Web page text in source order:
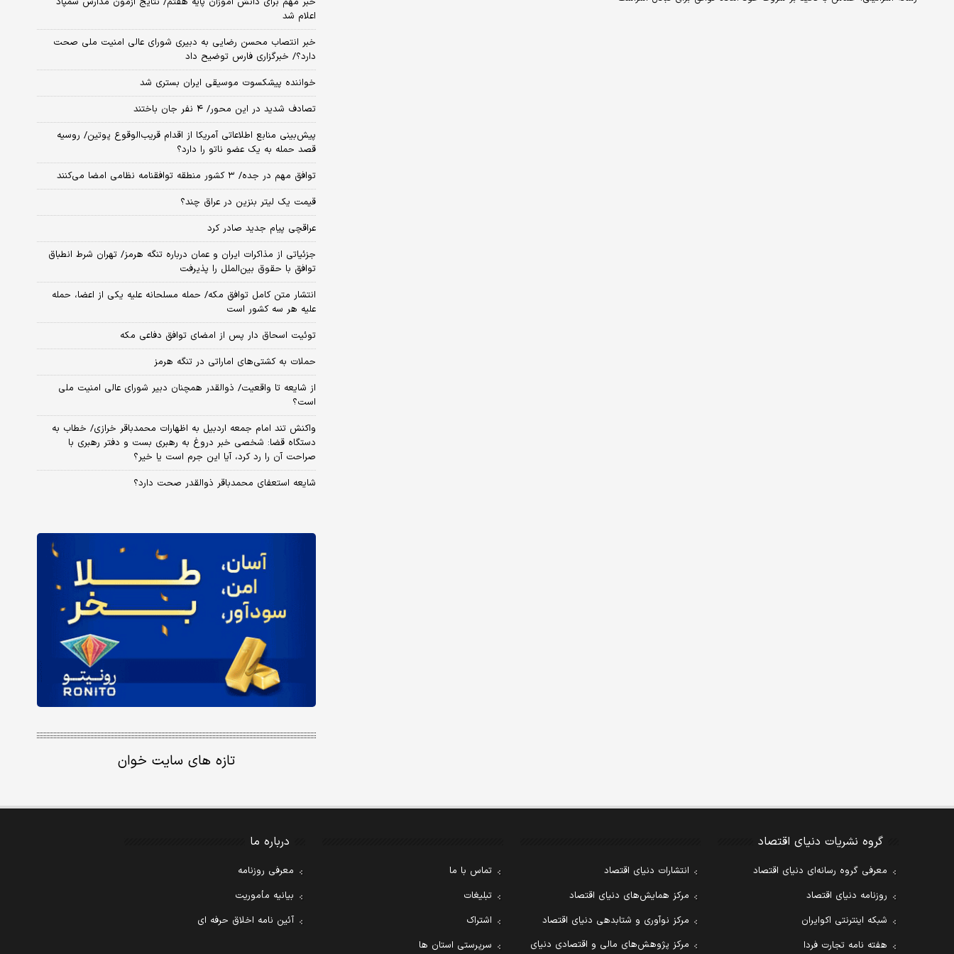
اعلام شد
خبر انتصاب محسن رضایی به دبیری شورای عالی امنیت ملی صحت
دارد؟/ خبرگزاری فارس توضیح داد
خواننده پیشکسوت موسیقی ایران بستری شد
تصادف شدید در این محور/ ۴ نفر جان باختند
پیش‌بینی منابع اطلاعاتی آمریکا از اقدام قریب‌الوقوع پوتین/ روسیه
قصد حمله به یک عضو ناتو را دارد؟
توافق مهم در جده/ ۳ کشور منطقه توافقنامه نظامی امضا می‌کنند
قیمت یک لیتر بنزین در عراق چند؟
عراقچی پیام جدید صادر کرد
جزئیاتی از مذاکرات ایران و عمان درباره تنگه هرمز/ تهران شرط انطباق
توافق با حقوق بین‌الملل را پذیرفت
انتشار متن کامل توافق مکه/ حمله مسلحانه علیه یکی از اعضا، حمله
علیه هر سه کشور است
توئیت اسحاق دار پس از امضای توافق دفاعی مکه
حملات به کشتی‌های اماراتی در تنگه هرمز
از شایعه تا واقعیت/ ذوالقدر همچنان دبیر شورای ‌عالی امنیت ملی
است؟
واکنش تند امام جمعه اردبیل به اظهارات محمدباقر خرازی/ خطاب به
دستگاه قضا: شخصی خبر دروغ به رهبری بست و دفتر رهبری با
صراحت آن را رد کرد، آیا این جرم است یا خیر؟
شایعه استعفای محمدباقر ذوالقدر صحت دارد؟
تازه های سایت خوان
گروه نشریات دنیای اقتصاد
معرفی گروه رسانه‌ای دنیای اقتصاد
روزنامه دنیای اقتصاد
شبکه اینترنتی اکوایران
هفته نامه تجارت فردا
انتشارات دنیای اقتصاد
مرکز همایش‌های دنیای اقتصاد
مرکز نوآوری و شتابدهی دنیای اقتصاد
مرکز پژوهش‌های مالی و اقتصادی دنیای
تماس با ما
تبلیغات
اشتراک
سرپرستی استان ها
درباره ما
معرفی روزنامه
بیانیه مأموریت
آئین نامه اخلاق حرفه ای